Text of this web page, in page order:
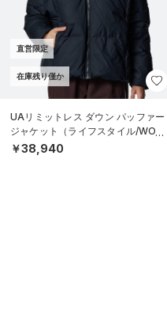
直営限定
在庫残り僅か
UAリミットレス ダウン パッファー
ジャケット（ライフスタイル/WOM
EN）
￥38,940